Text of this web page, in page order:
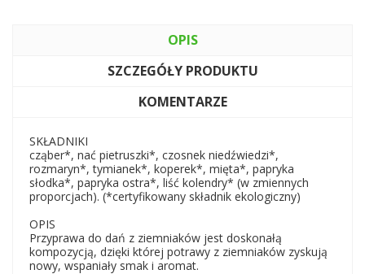
OPIS
SZCZEGÓŁY PRODUKTU
KOMENTARZE
SKŁADNIKI
cząber*, nać pietruszki*, czosnek niedźwiedzi*,
rozmaryn*, tymianek*, koperek*, mięta*, papryka
słodka*, papryka ostra*, liść kolendry* (w zmiennych
proporcjach). (*certyfikowany składnik ekologiczny)
OPIS
Przyprawa do dań z ziemniaków jest doskonałą
kompozycją, dzięki której potrawy z ziemniaków zyskują
nowy, wspaniały smak i aromat.